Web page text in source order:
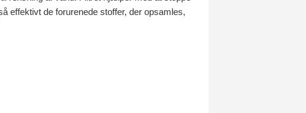
effektivt de forurenede stoffer, der opsamles,